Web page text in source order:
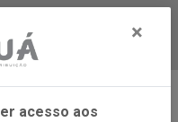
Baixe já nosso APP
0
×
acesso aos